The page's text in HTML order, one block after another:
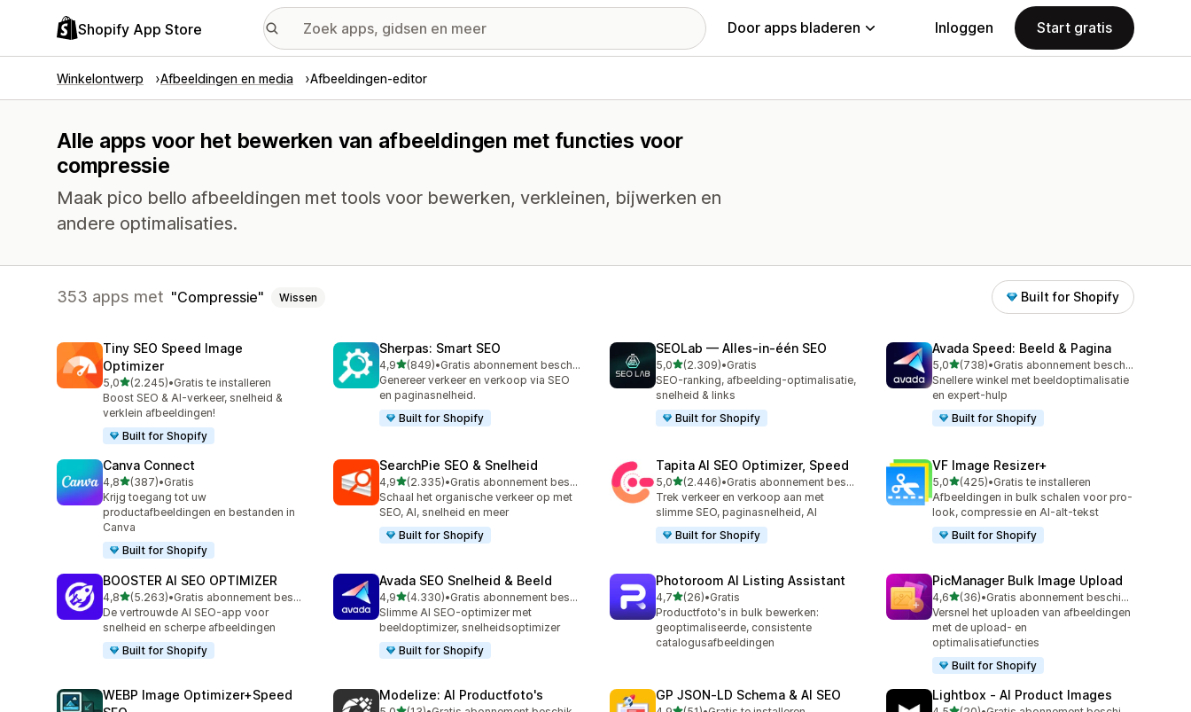
Shopify App Store Door apps bladeren Inloggen Start gratis
Winkelontwerp Afbeeldingen en media Afbeeldingen-editor
Alle apps voor het bewerken van afbeeldingen met functies voor
compressie
Maak pico bello afbeeldingen met tools voor bewerken, verkleinen, bijwerken en
andere optimalisaties.
353 apps met Compressie Wissen Built for Shopify
Tiny SEO Speed Image
Optimizer
5,0van 5 sterren
(2.245)
2245 recensies in totaal
•Gratis te installeren
Boost SEO & AI-verkeer, snelheid &
verklein afbeeldingen!
Built for Shopify
Sherpas: Smart SEO
4,9van 5 sterren
(849)
849 recensies in totaal
•
Gratis abonnement beschikbaar
Genereer verkeer en verkoop via SEO
en paginasnelheid.
Built for Shopify
SEOLab — Alles‑in‑één SEO
5,0van 5 sterren
(2.309)
2309 recensies in totaal
•Gratis
SEO-ranking, afbeelding-optimalisatie,
snelheid & links
Built for Shopify
Avada Speed: Beeld & Pagina
5,0van 5 sterren
(738)
738 recensies in totaal
•
Gratis abonnement beschikbaar
Snellere winkel met beeldoptimalisatie
en expert-hulp
Built for Shopify
Canva Connect
4,8van 5 sterren
(387)
387 recensies in totaal
•Gratis
Krijg toegang tot uw
productafbeeldingen en bestanden in
Canva
Built for Shopify
SearchPie SEO & Snelheid
4,9van 5 sterren
(2.335)
2335 recensies in totaal
•
Gratis abonnement beschikbaar
Schaal het organische verkeer op met
SEO, AI, snelheid en meer
Built for Shopify
Tapita AI SEO Optimizer, Speed
5,0van 5 sterren
(2.446)
2446 recensies in totaal
•
Gratis abonnement beschikbaar
Trek verkeer en verkoop aan met
slimme SEO, paginasnelheid, AI
Built for Shopify
VF Image Resizer+
5,0van 5 sterren
(425)
425 recensies in totaal
•Gratis te installeren
Afbeeldingen in bulk schalen voor pro-
look, compressie en AI-alt-tekst
Built for Shopify
BOOSTER AI SEO OPTIMIZER
4,8van 5 sterren
(5.263)
5263 recensies in totaal
•
Gratis abonnement beschikbaar
De vertrouwde AI SEO-app voor
snelheid en scherpe afbeeldingen
Built for Shopify
Avada SEO Snelheid & Beeld
4,9van 5 sterren
(4.330)
4330 recensies in totaal
•
Gratis abonnement beschikbaar
Slimme AI SEO-optimizer met
beeldoptimizer, snelheidsoptimizer
Built for Shopify
Photoroom AI Listing Assistant
4,7van 5 sterren
(26)
26 recensies in totaal
•Gratis
Productfoto's in bulk bewerken:
geoptimaliseerde, consistente
catalogusafbeeldingen
PicManager Bulk Image Upload
4,6van 5 sterren
(36)
36 recensies in totaal
•
Gratis abonnement beschikbaar
Versnel het uploaden van afbeeldingen
met de upload- en
optimalisatiefuncties
Built for Shopify
WEBP Image Optimizer+Speed
Modelize: AI Productfoto's GP JSON‑LD Schema & AI SEO Lightbox ‑ AI Product Images